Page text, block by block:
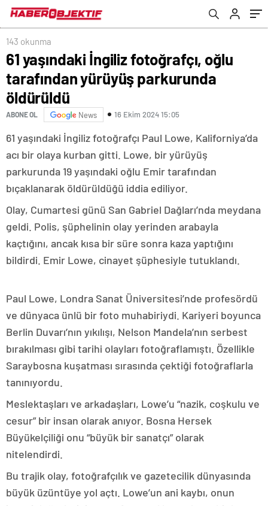
143 okunma
61 yaşındaki İngiliz fotoğrafçı, oğlu
tarafından yürüyüş parkurunda
öldürüldü
ABONE OL News 16 Ekim 2024 15:05
61 yaşındaki İngiliz fotoğrafçı Paul Lowe, Kaliforniya’da
acı bir olaya kurban gitti. Lowe, bir yürüyüş
parkurunda 19 yaşındaki oğlu Emir tarafından
bıçaklanarak öldürüldüğü iddia ediliyor.
Olay, Cumartesi günü San Gabriel Dağları’nda meydana
geldi. Polis, şüphelinin olay yerinden arabayla
kaçtığını, ancak kısa bir süre sonra kaza yaptığını
bildirdi. Emir Lowe, cinayet şüphesiyle tutuklandı.
Paul Lowe, Londra Sanat Üniversitesi’nde profesördü
ve dünyaca ünlü bir foto muhabiriydi. Kariyeri boyunca
Berlin Duvarı’nın yıkılışı, Nelson Mandela’nın serbest
bırakılması gibi tarihi olayları fotoğraflamıştı. Özellikle
Saraybosna kuşatması sırasında çektiği fotoğraflarla
tanınıyordu.
Meslektaşları ve arkadaşları, Lowe’u “nazik, coşkulu ve
cesur” bir insan olarak anıyor. Bosna Hersek
Büyükelçiliği onu “büyük bir sanatçı” olarak
nitelendirdi.
Bu trajik olay, fotoğrafçılık ve gazetecilik dünyasında
büyük üzüntüye yol açtı. Lowe’un ani kaybı, onun